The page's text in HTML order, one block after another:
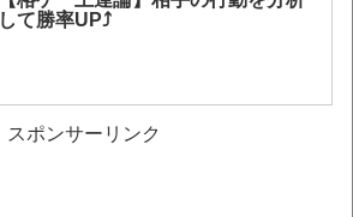
して勝率UP⤴
スポンサーリンク